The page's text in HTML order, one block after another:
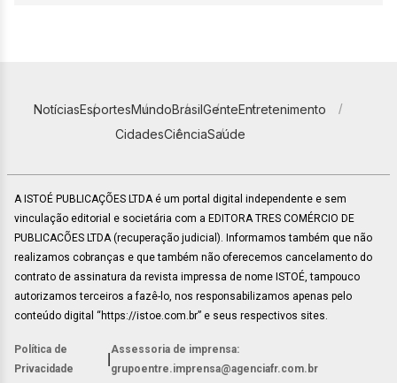
NotíciasEsportesMundoBrasilGenteEntretenimento
CidadesCiênciaSaúde
A ISTOÉ PUBLICAÇÕES LTDA é um portal digital independente e sem
vinculação editorial e societária com a EDITORA TRES COMÉRCIO DE
PUBLICACÕES LTDA (recuperação judicial). Informamos também que não
realizamos cobranças e que também não oferecemos cancelamento do
contrato de assinatura da revista impressa de nome ISTOÉ, tampouco
autorizamos terceiros a fazê-lo, nos responsabilizamos apenas pelo
conteúdo digital “https://istoe.com.br” e seus respectivos sites.
Política de
Privacidade
Assessoria de imprensa:
grupoentre.imprensa@agenciafr.com.br